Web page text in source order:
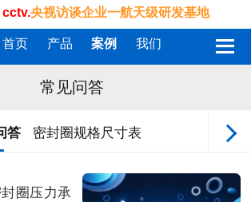
cctv.央视访谈企业一航天级研发基地
首页 产品 案例 我们
常见问答
答 密封圈规格尺寸表
圈压力承